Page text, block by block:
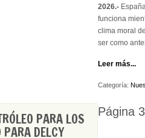
2026.-
funciona
clima moral
ser como
Leer más...
Categoría:
PARA LOS
DELCY
Página